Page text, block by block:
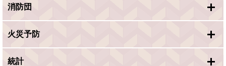
消防団
火災予防
統計